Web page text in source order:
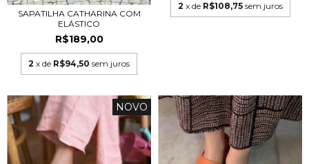
SAPATILHA CATHARINA COM
ELÁSTICO
R$189,00
2 x de R$94,50 sem juros
2 x de R$108,75 sem juros
NOVO